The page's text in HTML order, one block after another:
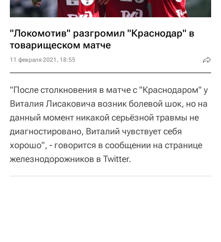
"Локомотив" разгромил "Краснодар" в
товарищеском матче
11 февраля 2021, 18:55
"После столкновения в матче с "Краснодаром" у
Виталия Лисаковича возник болевой шок, но на
данный момент никакой серьёзной травмы не
диагностировано, Виталий чувствует себя
хорошо", - говорится в сообщении на странице
железнодорожников в Twitter.